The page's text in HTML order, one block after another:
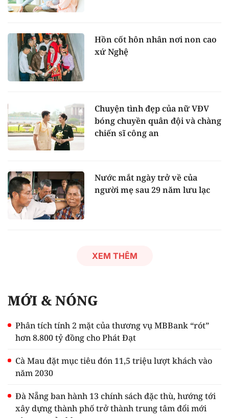
Hồn cốt hôn nhân nơi non cao
xứ Nghệ
Chuyện tình đẹp của nữ VĐV
bóng chuyền quân đội và chàng
chiến sĩ công an
Nước mắt ngày trở về của
người mẹ sau 29 năm lưu lạc
XEM THÊM
MỚI & NÓNG
Phân tích tính 2 mặt của thương vụ MBBank “rót”
hơn 8.800 tỷ đồng cho Phát Đạt
Cà Mau đặt mục tiêu đón 11,5 triệu lượt khách vào
năm 2030
Đà Nẵng ban hành 13 chính sách đặc thù, hướng tới
xây dựng thành phố trở thành trung tâm đổi mới